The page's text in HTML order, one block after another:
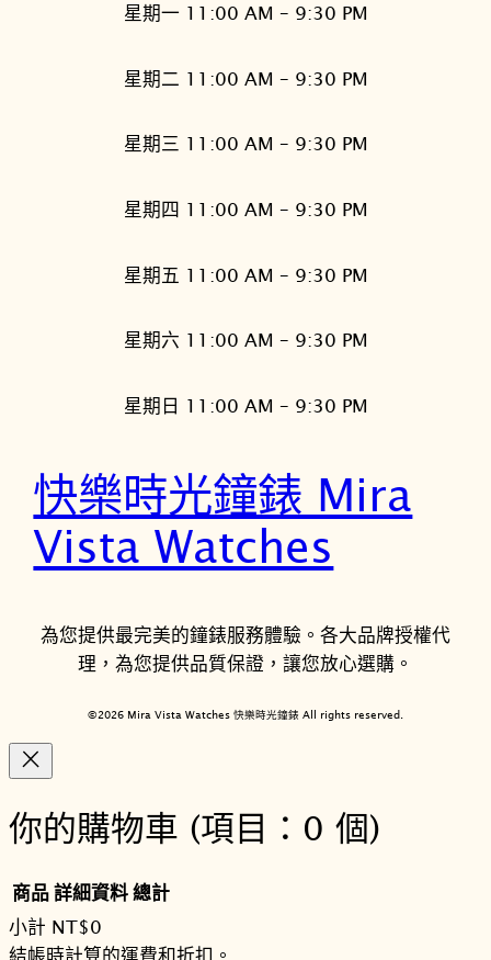
星期一 11:00 AM – 9:30 PM
星期二 11:00 AM – 9:30 PM
星期三 11:00 AM – 9:30 PM
星期四 11:00 AM – 9:30 PM
星期五 11:00 AM – 9:30 PM
星期六 11:00 AM – 9:30 PM
星期日 11:00 AM – 9:30 PM
快樂時光鐘錶 Mira
Vista Watches
為您提供最完美的鐘錶服務體驗。各大品牌授權代
理，為您提供品質保證，讓您放心選購。
©2026 Mira Vista Watches 快樂時光鐘錶 All rights reserved.
你的購物車 (項目：0 個)
商品詳細資料總計
小計 NT$0
結帳時計算的運費和折扣。